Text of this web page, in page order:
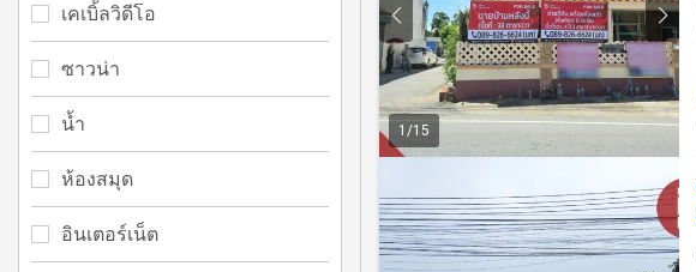
1 /15
เคเบิ้ลวิดีโอ
ซาวน่า
น้ำ
ห้องสมุด
อินเตอร์เน็ต